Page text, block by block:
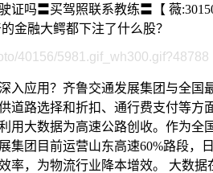
证吗〓买驾照联系教练〓【 薇
金融大鳄都下注了什么股？
40156/5981.gif_wh300.gif?48788
入应用？齐鲁交通发展集团与全
道路选择和折扣、通行费支付等
用大数据为高速公路创收。作为全
集团目前运营山东高速60%路段
率，为物流行业降本增效。 大数